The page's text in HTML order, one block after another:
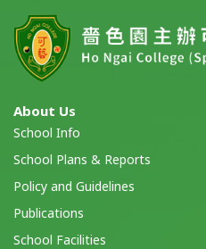
About Us
School Info
School Plans & Reports
Policy and Guidelines
Publications
School Facilities